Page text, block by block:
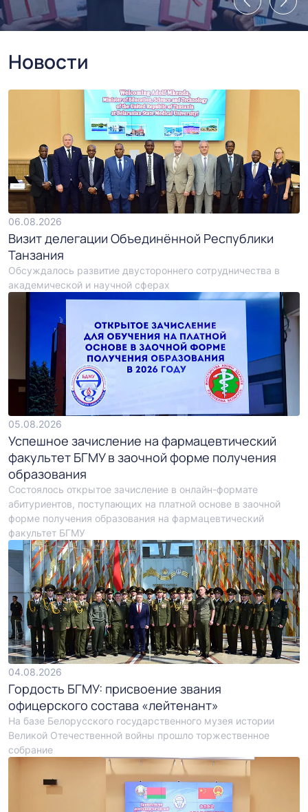
Новости
06.08.2026
Визит делегации Объединённой Республики
Танзания
Обсуждалось развитие двустороннего сотрудничества в
академической и научной сферах
05.08.2026
Успешное зачисление на фармацевтический
факультет БГМУ в заочной форме получения
образования
Состоялось открытое зачисление в онлайн-формате
абитуриентов, поступающих на платной основе в заочной
форме получения образования на фармацевтический
факультет БГМУ
04.08.2026
Гордость БГМУ: присвоение звания
офицерского состава «лейтенант»
На базе Белорусского государственного музея истории
Великой Отечественной войны прошло торжественное
собрание